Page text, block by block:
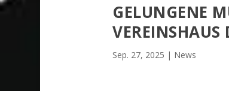
GELUNGENE
VEREINSHAUS
Sep. 27, 2025 | News